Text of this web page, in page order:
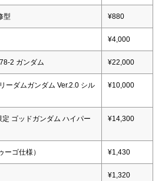
型 ¥880
¥4,000
2 ガンダム ¥22,000
ーダムガンダム Ver.2.0 シル
¥10,000
ゴッドガンダム ハイパー
¥14,300
ゴ仕様） ¥1,430
¥1,320